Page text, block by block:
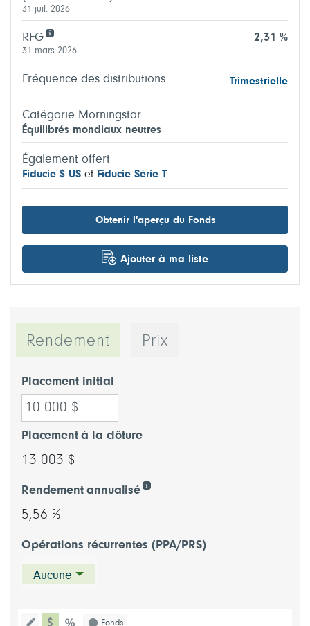
31 juil. 2026
RFG 2,31 %
31 mars 2026
Fréquence des distributions Trimestrielle
Catégorie Morningstar
Équilibrés mondiaux neutres
Également offert
Fiducie $ US et Fiducie Série T
Obtenir l'aperçu du Fonds
Ajouter à ma liste
Rendement Prix
Placement initial
Placement à la clôture
13 003 $
Rendement annualisé
5,56 %
Opérations récurrentes (PPA/PRS)
Aucune
type de graphique dollar
Fonds